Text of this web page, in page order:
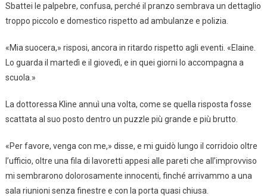
Sbattei le palpebre, confusa, perché il pranzo sembrava un dettaglio
troppo piccolo e domestico rispetto ad ambulanze e polizia.
«Mia suocera,» risposi, ancora in ritardo rispetto agli eventi. «Elaine.
Lo guarda il martedì e il giovedì, e in quei giorni lo accompagna a
scuola.»
La dottoressa Kline annuì una volta, come se quella risposta fosse
scattata al suo posto dentro un puzzle più grande e più brutto.
«Per favore, venga con me,» disse, e mi guidò lungo il corridoio oltre
l’ufficio, oltre una fila di lavoretti appesi alle pareti che all’improvviso
mi sembrarono dolorosamente innocenti, finché arrivammo a una
sala riunioni senza finestre e con la porta quasi chiusa.